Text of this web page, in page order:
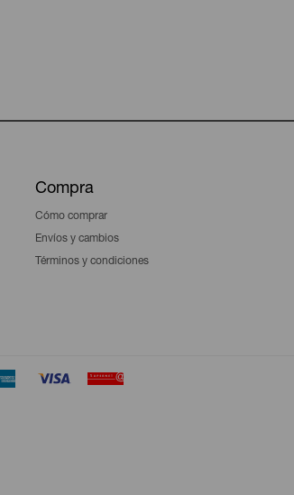
Compra
Cómo comprar
Envíos y cambios
Términos y condiciones